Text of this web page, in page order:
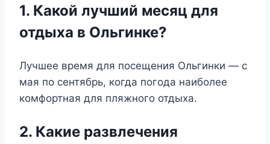
1. Какой лучший месяц для
отдыха в Ольгинке?
Лучшее время для посещения Ольгинки — с
мая по сентябрь, когда погода наиболее
комфортная для пляжного отдыха.
2. Какие развлечения